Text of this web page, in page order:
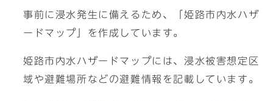
事前に浸水発生に備えるため、「姫路市内水ハザ
ードマップ」を作成しています。
姫路市内水ハザードマップには、浸水被害想定区
域や避難場所などの避難情報を記載しています。